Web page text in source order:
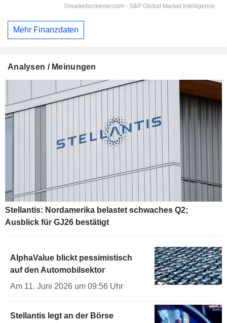
Mehr Finanzdaten
Analysen / Meinungen
Stellantis: Nordamerika belastet schwaches Q2;
Ausblick für GJ26 bestätigt
AlphaValue blickt pessimistisch
auf den Automobilsektor
Am 11. Juni 2026 um 09:56 Uhr
Stellantis legt an der Börse